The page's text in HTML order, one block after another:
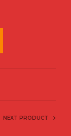
NEXT PRODUCT